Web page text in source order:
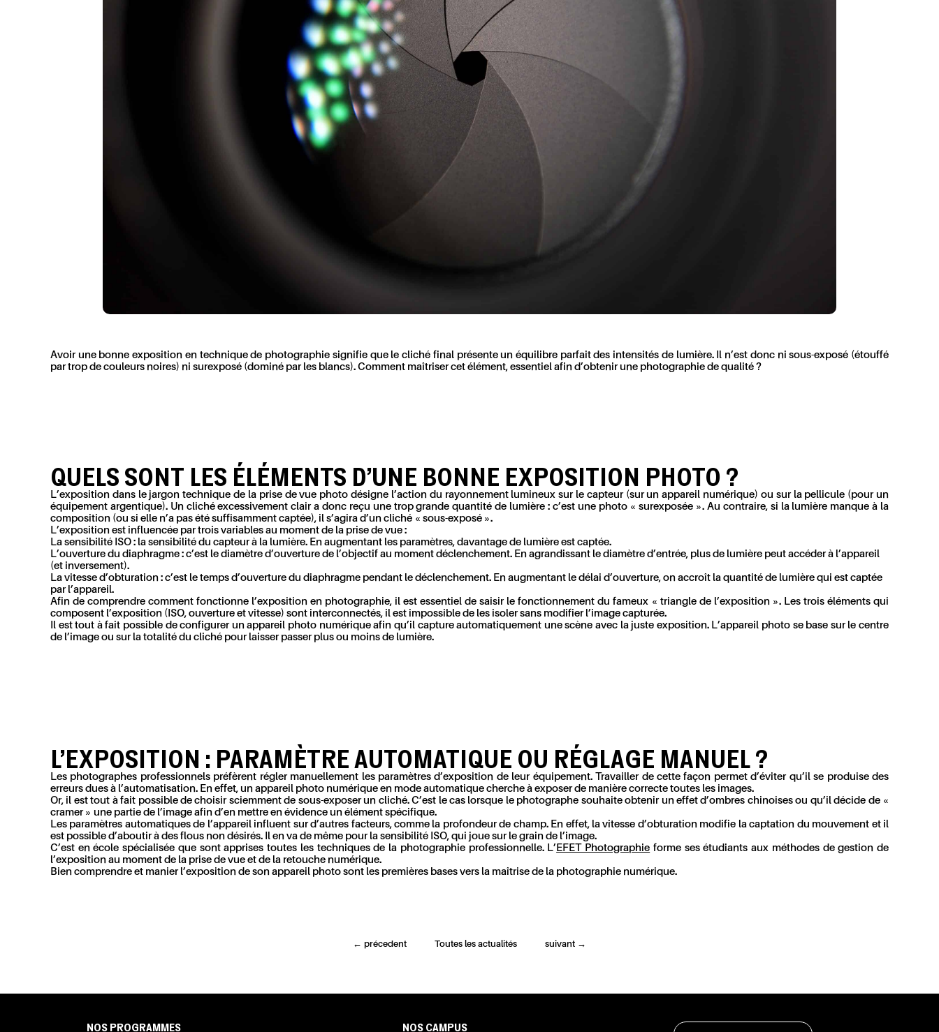
Avoir une bonne exposition en technique de photographie signifie que le cliché final présente un équilibre parfait des intensités de lumière. Il n’est donc ni sous-exposé (étouffé
par trop de couleurs noires) ni surexposé (dominé par les blancs). Comment maîtriser cet élément, essentiel afin d’obtenir une photographie de qualité ?
QUELS SONT LES ÉLÉMENTS D’UNE BONNE EXPOSITION PHOTO ?
L’exposition dans le jargon technique de la prise de vue photo désigne l’action du rayonnement lumineux sur le capteur (sur un appareil numérique) ou sur la pellicule (pour un
équipement argentique). Un cliché excessivement clair a donc reçu une trop grande quantité de lumière : c’est une photo « surexposée ». Au contraire, si la lumière manque à la
composition (ou si elle n’a pas été suffisamment captée), il s’agira d’un cliché « sous-exposé ».
L’exposition est influencée par trois variables au moment de la prise de vue :
La sensibilité ISO : la sensibilité du capteur à la lumière. En augmentant les paramètres, davantage de lumière est captée.
L’ouverture du diaphragme : c’est le diamètre d’ouverture de l’objectif au moment déclenchement. En agrandissant le diamètre d’entrée, plus de lumière peut accéder à l’appareil
(et inversement).
La vitesse d’obturation : c’est le temps d’ouverture du diaphragme pendant le déclenchement. En augmentant le délai d’ouverture, on accroît la quantité de lumière qui est captée
par l’appareil.
Afin de comprendre comment fonctionne l’exposition en photographie, il est essentiel de saisir le fonctionnement du fameux « triangle de l’exposition ». Les trois éléments qui
composent l’exposition (ISO, ouverture et vitesse) sont interconnectés, il est impossible de les isoler sans modifier l’image capturée.
Il est tout à fait possible de configurer un appareil photo numérique afin qu’il capture automatiquement une scène avec la juste exposition. L’appareil photo se base sur le centre
de l’image ou sur la totalité du cliché pour laisser passer plus ou moins de lumière.
L’EXPOSITION : PARAMÈTRE AUTOMATIQUE OU RÉGLAGE MANUEL ?
Les photographes professionnels préfèrent régler manuellement les paramètres d’exposition de leur équipement. Travailler de cette façon permet d’éviter qu’il se produise des
erreurs dues à l’automatisation. En effet, un appareil photo numérique en mode automatique cherche à exposer de manière correcte toutes les images.
Or, il est tout à fait possible de choisir sciemment de sous-exposer un cliché. C’est le cas lorsque le photographe souhaite obtenir un effet d’ombres chinoises ou qu’il décide de «
cramer » une partie de l’image afin d’en mettre en évidence un élément spécifique.
Les paramètres automatiques de l’appareil influent sur d’autres facteurs, comme la profondeur de champ. En effet, la vitesse d’obturation modifie la captation du mouvement et il
est possible d’aboutir à des flous non désirés. Il en va de même pour la sensibilité ISO, qui joue sur le grain de l’image.
C’est en école spécialisée que sont apprises toutes les techniques de la photographie professionnelle. L’ EFET Photographie forme ses étudiants aux méthodes de gestion de
l’exposition au moment de la prise de vue et de la retouche numérique.
Bien comprendre et manier l’exposition de son appareil photo sont les premières bases vers la maîtrise de la photographie numérique.
← précedent Toutes les actualités suivant →
NOS PROGRAMMES NOS CAMPUS